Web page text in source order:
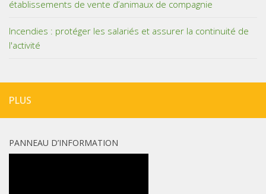
établissements de vente d’animaux de compagnie
Incendies : protéger les salariés et assurer la continuité de
l'activité
PLUS
PANNEAU D’INFORMATION